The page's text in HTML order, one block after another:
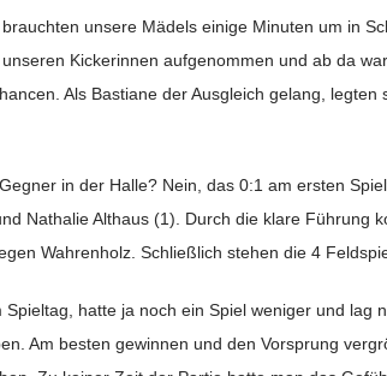
unsere Mädels einige Minuten um in
Kickerinnen aufgenommen und ab da
Als Bastiane der Ausgleich gelang,
in der Halle? Nein, das 0:1 am ersten
Nathalie Althaus (1). Durch die klare Führung
Wahrenholz. Schließlich stehen die 4
hatte ja noch ein Spiel weniger und
Am besten gewinnen und den Vorsprung